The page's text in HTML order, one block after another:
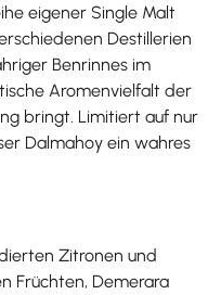
eigener Single Malt
Destillerien
Benrinnes im
Aromenvielfalt der
bringt. Limitiert auf nur
Dalmahoy ein wahres
Zitronen und
Früchten, Demerara